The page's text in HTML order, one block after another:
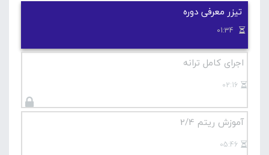
می کنیم دوره های پایه ای گیتار در سایت لامینور را
مشاهده کنید .
آموزش مقدماتی گیتار
تیزر معرفی دوره
اجرای کامل ترانه
02:16
آموزش ریتم 2/4
05:46